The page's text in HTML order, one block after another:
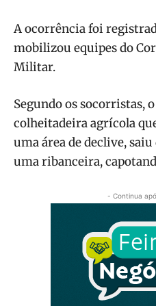
A ocorrência foi
mobilizou equipes do
Militar.
Segundo os socorristas,
colheitadeira agrícola
uma área de declive,
uma ribanceira,
- Continua